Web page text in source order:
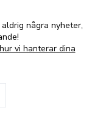
några nyheter,
vi hanterar dina